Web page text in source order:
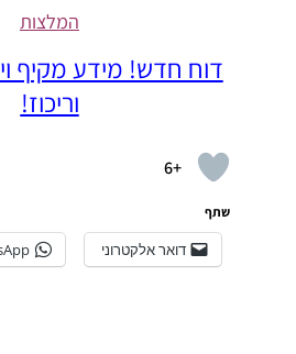
המלצות
דוח חדש! מידע מקיף
וריכוז!
+6
שתף
דואר אלקטרוני